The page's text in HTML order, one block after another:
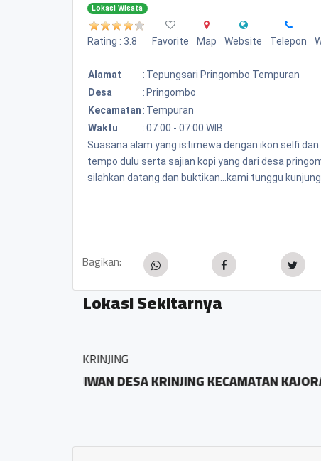
Lokasi Wisata
Rating : 3.8 Favorite Map Website Telepon
Alamat : Tepungsari Pringombo Tempuran
Desa
: Pringombo
Kecamatan : Tempuran
Waktu
:07:00 - 07:00 WIB
Suasana alam yang istimewa dengan ikon selfi
tempo dulu serta sajian kopi yang dari desa
silahkan datang dan buktikan...kami tunggu
Bagikan:
Lokasi Sekitarnya
Sidosari Rt/Rw 01/